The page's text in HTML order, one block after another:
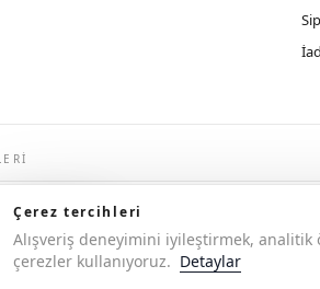
baktı
by Roberto Bravo
Çerez tercihleri
Alışveriş deneyimini iyileştirmek, analitik
çerezler kullanıyoruz. Detaylar